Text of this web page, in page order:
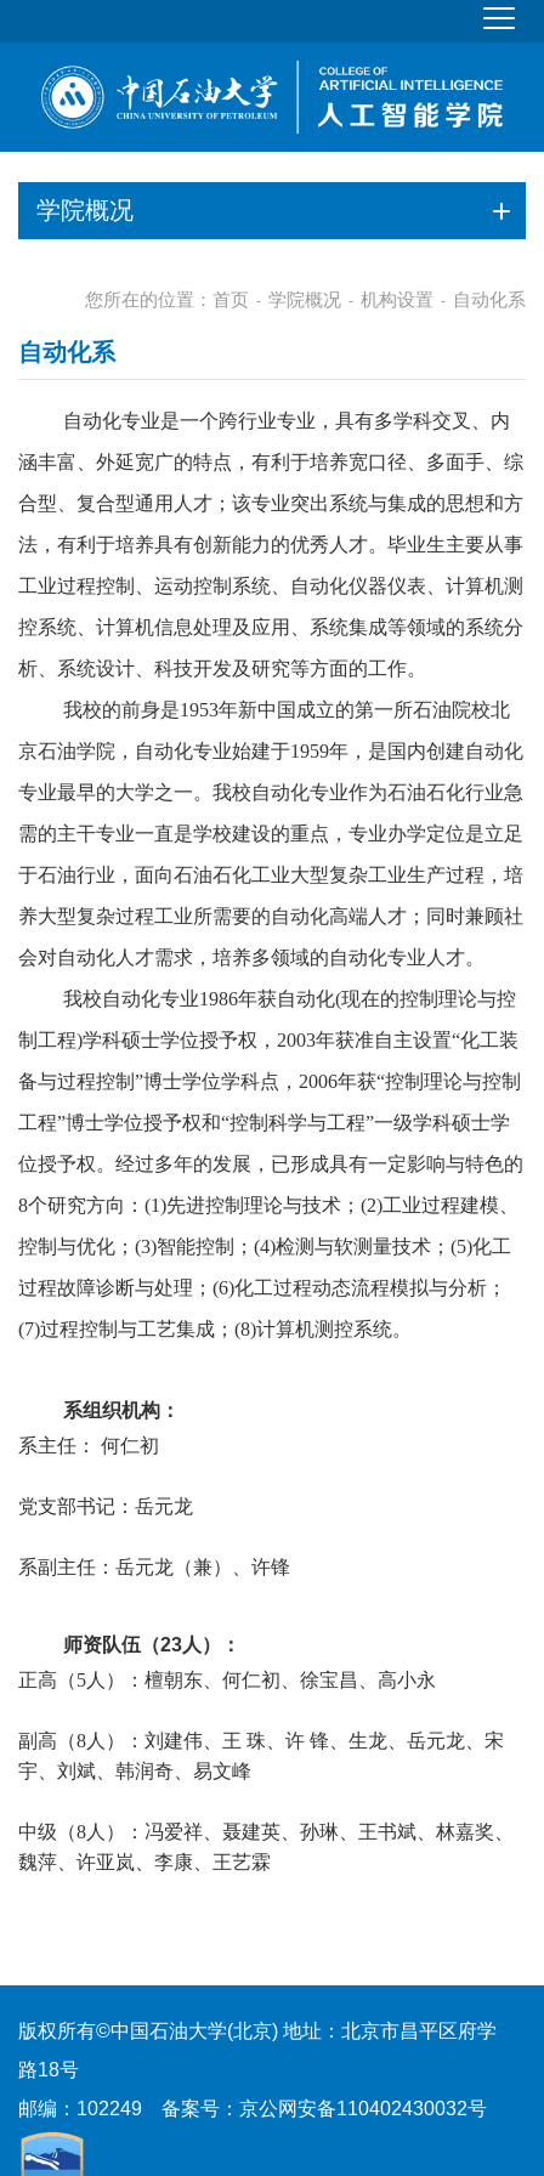
学院概况
您所在的位置： 首页 - 学院概况 - 机构设置 - 自动化系
自动化系
自动化专业是一个跨行业专业，具有多学科交叉、内
涵丰富、外延宽广的特点，有利于培养宽口径、多面手、综
合型、复合型通用人才；该专业突出系统与集成的思想和方
法，有利于培养具有创新能力的优秀人才。毕业生主要从事
工业过程控制、运动控制系统、自动化仪器仪表、计算机测
控系统、计算机信息处理及应用、系统集成等领域的系统分
析、系统设计、科技开发及研究等方面的工作。
我校的前身是1953年新中国成立的第一所石油院校北
京石油学院，自动化专业始建于1959年，是国内创建自动化
专业最早的大学之一。我校自动化专业作为石油石化行业急
需的主干专业一直是学校建设的重点，专业办学定位是立足
于石油行业，面向石油石化工业大型复杂工业生产过程，培
养大型复杂过程工业所需要的自动化高端人才；同时兼顾社
会对自动化人才需求，培养多领域的自动化专业人才。
我校自动化专业1986年获自动化(现在的控制理论与控
制工程)学科硕士学位授予权，2003年获准自主设置“化工装
备与过程控制”博士学位学科点，2006年获“控制理论与控制
工程”博士学位授予权和“控制科学与工程”一级学科硕士学
位授予权。经过多年的发展，已形成具有一定影响与特色的
8个研究方向：(1)先进控制理论与技术；(2)工业过程建模、
控制与优化；(3)智能控制；(4)检测与软测量技术；(5)化工
过程故障诊断与处理；(6)化工过程动态流程模拟与分析；
(7)过程控制与工艺集成；(8)计算机测控系统。
系组织机构：
系主任： 何仁初
党支部书记：岳元龙
系副主任：岳元龙（兼）、许锋
师资队伍（23人）：
正高（5人）：檀朝东、何仁初、徐宝昌、高小永
副高（8人）：刘建伟、王 珠、许 锋、生龙、岳元龙、 宋
宇、 刘斌、韩润奇、易文峰
中级（8人）：冯爱祥、聂建英、孙琳、王书斌、 林嘉奖、
魏萍、许亚岚、李康、王艺霖
版权所有©中国石油大学(北京) 地址：北京市昌平区府学
路18号
邮编：102249
备案号：京公网安备110402430032号